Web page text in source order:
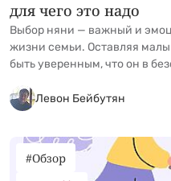
для чего это надо
Выбор няни — важный и
жизни семьи. Оставляя
быть уверенным, что он в
держать руку на пульсе,
конечном итоге выстроить
<a href="https://kidgu.ru/
stoit/">Continued</a>
Левон Бейбутян
#Обзор